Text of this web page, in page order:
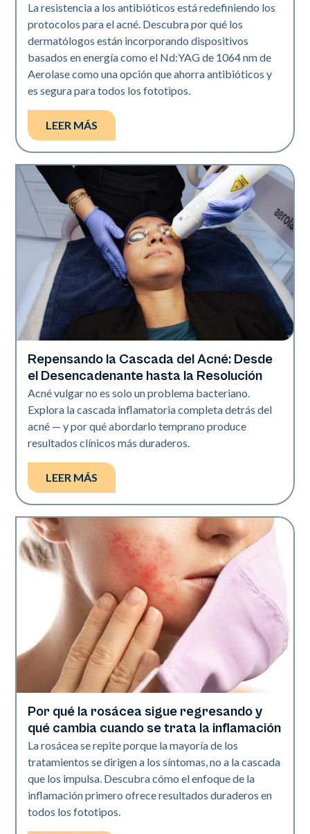
La resistencia a los antibióticos está redefiniendo los
protocolos para el acné. Descubra por qué los
dermatólogos están incorporando dispositivos
basados en energía como el Nd:YAG de 1064 nm de
Aerolase como una opción que ahorra antibióticos y
es segura para todos los fototipos.
LEER MÁS
Salud de la piel
Repensando la Cascada del Acné: Desde
el Desencadenante hasta la Resolución
Acné vulgar no es solo un problema bacteriano.
Explora la cascada inflamatoria completa detrás del
acné — y por qué abordarlo temprano produce
resultados clínicos más duraderos.
LEER MÁS
Salud de la piel
Por qué la rosácea sigue regresando y
qué cambia cuando se trata la inflamación
La rosácea se repite porque la mayoría de los
tratamientos se dirigen a los síntomas, no a la cascada
que los impulsa. Descubra cómo el enfoque de la
inflamación primero ofrece resultados duraderos en
todos los fototipos.